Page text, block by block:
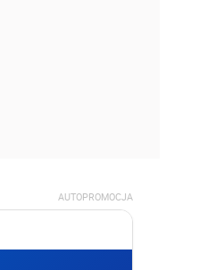
AUTOPROMOCJA